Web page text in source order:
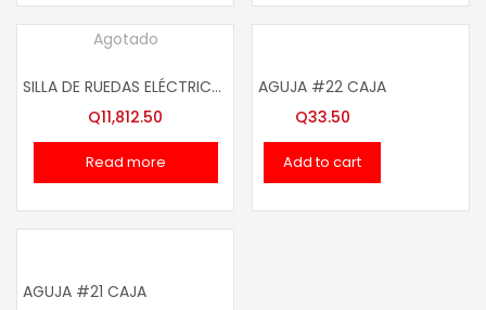
Agotado
SILLA DE RUEDAS ELÉCTRICA ESTILO MOTO
Q11,812.50
Read more
AGUJA #22 CAJA
Q33.50
Add to cart
AGUJA #21 CAJA